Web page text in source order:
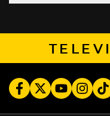
FacebookTwitterYoutube